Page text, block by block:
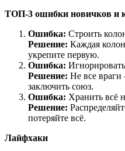
ТОП-3 ошибки новичков и
Ошибка: Строить
Решение: Каждая
укрепите первую.
Ошибка:
Решение: Не все
заключить союз.
Ошибка: Хранить всё
Решение:
потеряйте всё.
Лайфхаки